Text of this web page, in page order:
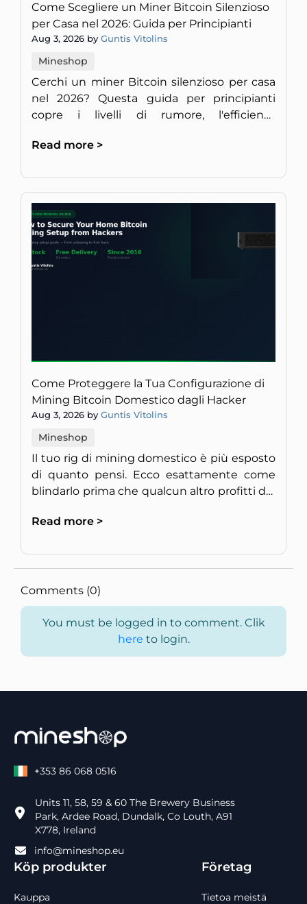
Come Scegliere un Miner Bitcoin Silenzioso
per Casa nel 2026: Guida per Principianti
Aug 3, 2026 by Guntis Vitolins
Mineshop
Cerchi un miner Bitcoin silenzioso per casa
nel 2026? Questa guida per principianti
copre i livelli di rumore, l'efficienza
discreto in Europa.
Read more >
Come Proteggere la Tua Configurazione di
Mining Bitcoin Domestico dagli Hacker
Aug 3, 2026 by Guntis Vitolins
Mineshop
Il tuo rig di mining domestico è più esposto
di quanto pensi. Ecco esattamente come
blindarlo prima che qualcun altro profitti del
Read more >
Comments (0)
You must be logged in to comment. Clik
here to login.
+353 86 068 0516
Units 11, 58, 59 & 60 The Brewery Business
Park, Ardee Road, Dundalk, Co Louth, A91
X778, Ireland
info@mineshop.eu
Köp produkter
Kauppa
Företag
Tietoa meistä